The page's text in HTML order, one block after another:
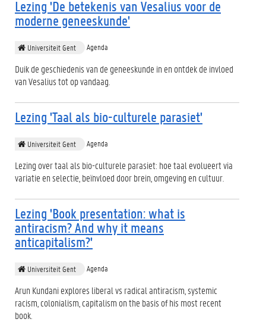
Lezing 'De betekenis van Vesalius voor de
moderne geneeskunde'
Universiteit Gent Agenda
Duik de geschiedenis van de geneeskunde in en ontdek de invloed
van Vesalius tot op vandaag.
Lezing 'Taal als bio-culturele parasiet'
Universiteit Gent Agenda
Lezing over taal als bio-culturele parasiet: hoe taal evolueert via
variatie en selectie, beïnvloed door brein, omgeving en cultuur.
Lezing 'Book presentation: what is
antiracism? And why it means
anticapitalism?'
Universiteit Gent Agenda
Arun Kundani explores liberal vs radical antiracism, systemic
racism, colonialism, capitalism on the basis of his most recent
book.